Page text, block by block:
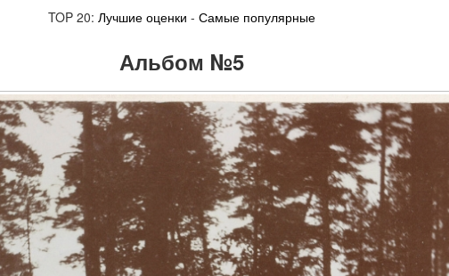
TOP 20:Лучшие оценки -Самые популярные
Альбом №5